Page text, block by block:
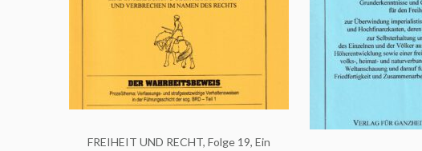
FREIHEIT UND RECHT, Folge 19, Ein